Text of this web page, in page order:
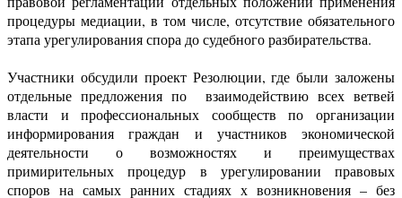
процедуры медиации, в том числе, отсутствие обязательного
этапа урегулирования спора до судебного разбирательства.
Участники обсудили проект Резолюции, где были заложены
отдельные предложения по взаимодействию всех ветвей
власти и профессиональных сообществ по организации
информирования граждан и участников экономической
деятельности о возможностях и преимуществах
примирительных процедур в урегулировании правовых
споров на самых ранних стадиях х возникновения – без